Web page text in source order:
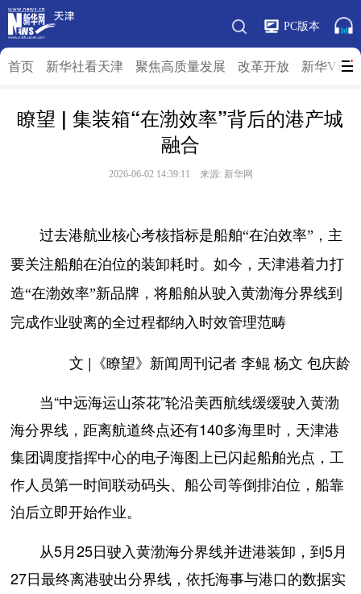
PC版本
首页 新华社看天津 聚焦高质量发展 改革开放 新华V访
瞭望 | 集装箱“在渤效率”背后的港产城
融合
2026-06-02 14:39:11 来源: 新华网
过去港航业核心考核指标是船舶“在泊效率”，主
要关注船舶在泊位的装卸耗时。如今，天津港着力打
造“在渤效率”新品牌，将船舶从驶入黄渤海分界线到
完成作业驶离的全过程都纳入时效管理范畴
文 |《瞭望》新闻周刊记者 李鲲 杨文 包庆龄
当“中远海运山茶花”轮沿美西航线缓缓驶入黄渤
海分界线，距离航道终点还有140多海里时，天津港
集团调度指挥中心的电子海图上已闪起船舶光点，工
作人员第一时间联动码头、船公司等倒排泊位，船靠
泊后立即开始作业。
从5月25日驶入黄渤海分界线并进港装卸，到5月
27日最终离港驶出分界线，依托海事与港口的数据实